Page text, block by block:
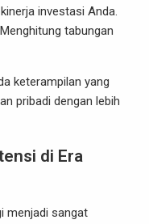
investasi Anda.
Menghitung tabungan
keterampilan yang
pribadi dengan lebih
di Era
menjadi sangat